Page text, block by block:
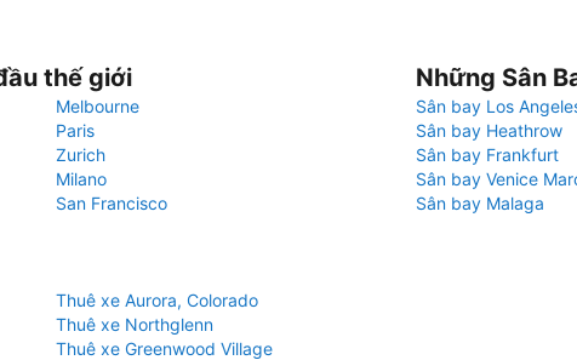
thế giới
Melbourne
Paris
Zurich
Milano
San Francisco
Những Sân
Sân bay Los
Sân bay Heathrow
Sân bay Frankfurt
Sân bay Venice
Sân bay Malaga
Thuê xe Aurora, Colorado
Thuê xe Northglenn
Thuê xe Greenwood Village